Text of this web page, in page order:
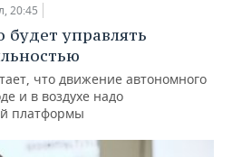
20:45
будет управлять
что движение автономного
и в воздухе надо
платформы